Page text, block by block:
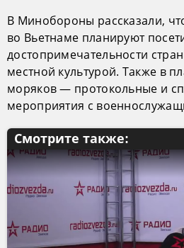
В Минобороны рассказали,
во Вьетнаме планируют
достопримечательности
местной культурой. Также в
моряков — протокольные и
мероприятия с
Смотрите также: